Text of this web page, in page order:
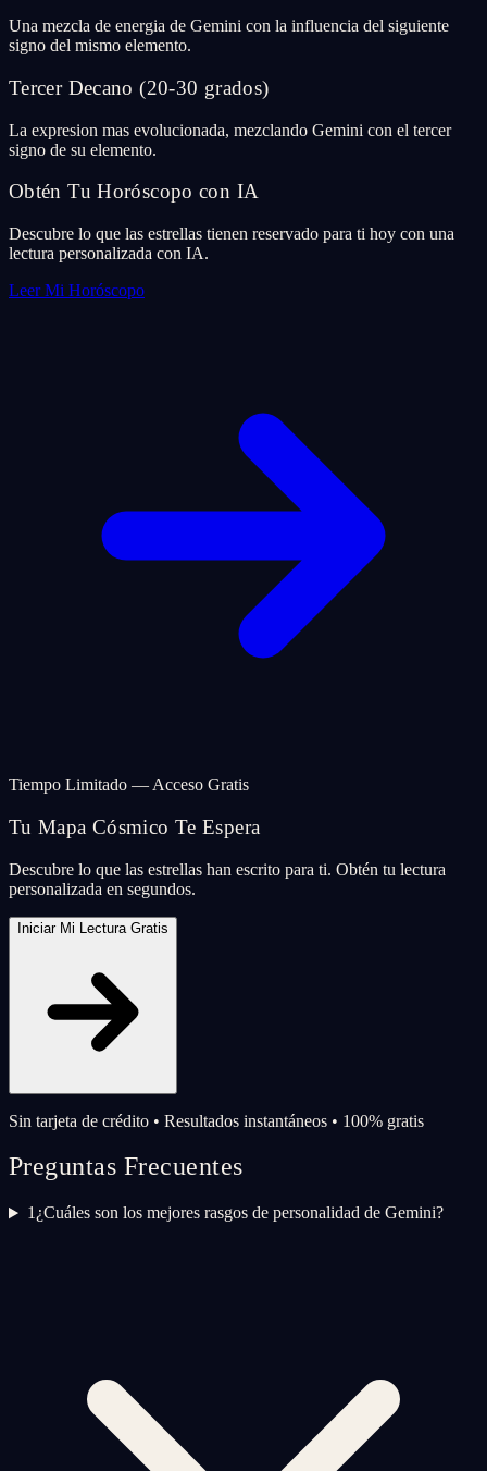
Una mezcla de energia de Gemini con la influencia del siguiente
signo del mismo elemento.
Tercer Decano (20-30 grados)
La expresion mas evolucionada, mezclando Gemini con el tercer
signo de su elemento.
Obtén Tu Horóscopo con IA
Descubre lo que las estrellas tienen reservado para ti hoy con una
lectura personalizada con IA.
Leer Mi Horóscopo
Tiempo Limitado — Acceso Gratis
Tu Mapa Cósmico Te Espera
Descubre lo que las estrellas han escrito para ti. Obtén tu lectura
personalizada en segundos.
Iniciar Mi Lectura Gratis
Sin tarjeta de crédito • Resultados instantáneos • 100% gratis
Preguntas Frecuentes
1 ¿Cuáles son los mejores rasgos de personalidad de Gemini?